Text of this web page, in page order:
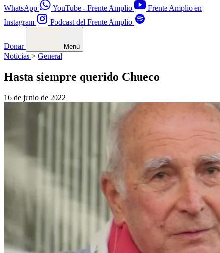
WhatsApp YouTube - Frente Amplio
Frente Amplio en
Instagram
Podcast del Frente Amplio
Donar Menú
Noticias > General
Hasta siempre querido Chueco
16 de junio de 2022